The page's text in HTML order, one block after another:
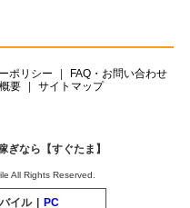
ポリシー
FAQ・お問い合わせ
要 サイトマップ
ぎなら【すぐたま】
All Rights Reserved.
イル | PC